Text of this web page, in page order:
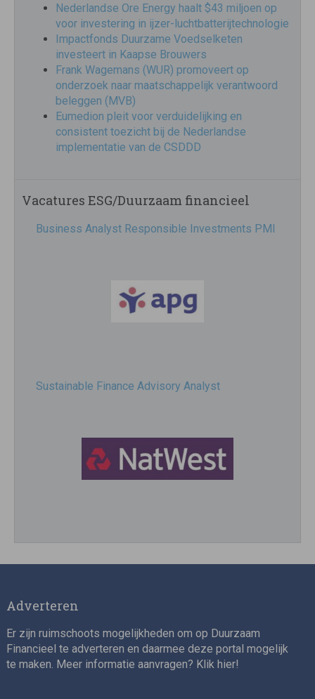
Nederlandse Ore Energy haalt $43 miljoen op
voor investering in ijzer-luchtbatterijtechnologie
Impactfonds Duurzame Voedselketen
investeert in Kaapse Brouwers
Frank Wagemans (WUR) promoveert op
onderzoek naar maatschappelijk verantwoord
beleggen (MVB)
Eumedion pleit voor verduidelijking en
consistent toezicht bij de Nederlandse
implementatie van de CSDDD
Vacatures ESG/Duurzaam financieel
Business Analyst Responsible Investments PMI
Sustainable Finance Advisory Analyst
Director, Impact Investing
Adverteren
Er zijn ruimschoots mogelijkheden om op Duurzaam
Financieel te adverteren en daarmee deze portal mogelijk
te maken. Meer informatie aanvragen? Klik hier!